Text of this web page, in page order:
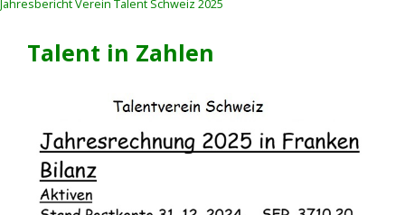
Jahresbericht Verein Talent Schweiz 2025
Talent in Zahlen